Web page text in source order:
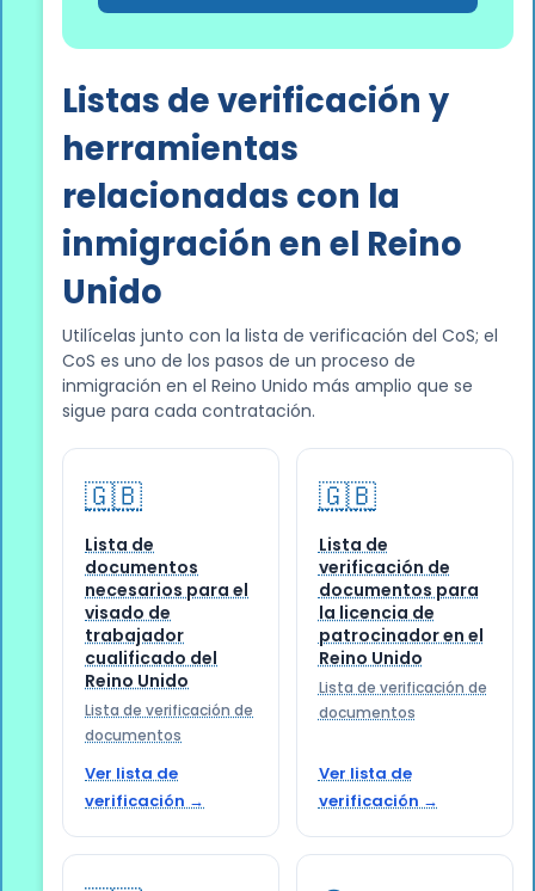
Listas de verificación y
herramientas
relacionadas con la
inmigración en el Reino
Unido
Utilícelas junto con la lista de verificación del CoS; el
CoS es uno de los pasos de un proceso de
inmigración en el Reino Unido más amplio que se
sigue para cada contratación.
🇬🇧
Lista de
documentos
necesarios para el
visado de
trabajador
cualificado del
Reino Unido
Lista de verificación de
documentos
Ver lista de
verificación →
🇬🇧
Lista de
verificación de
documentos para
la licencia de
patrocinador en el
Reino Unido
Lista de verificación de
documentos
Ver lista de
verificación →